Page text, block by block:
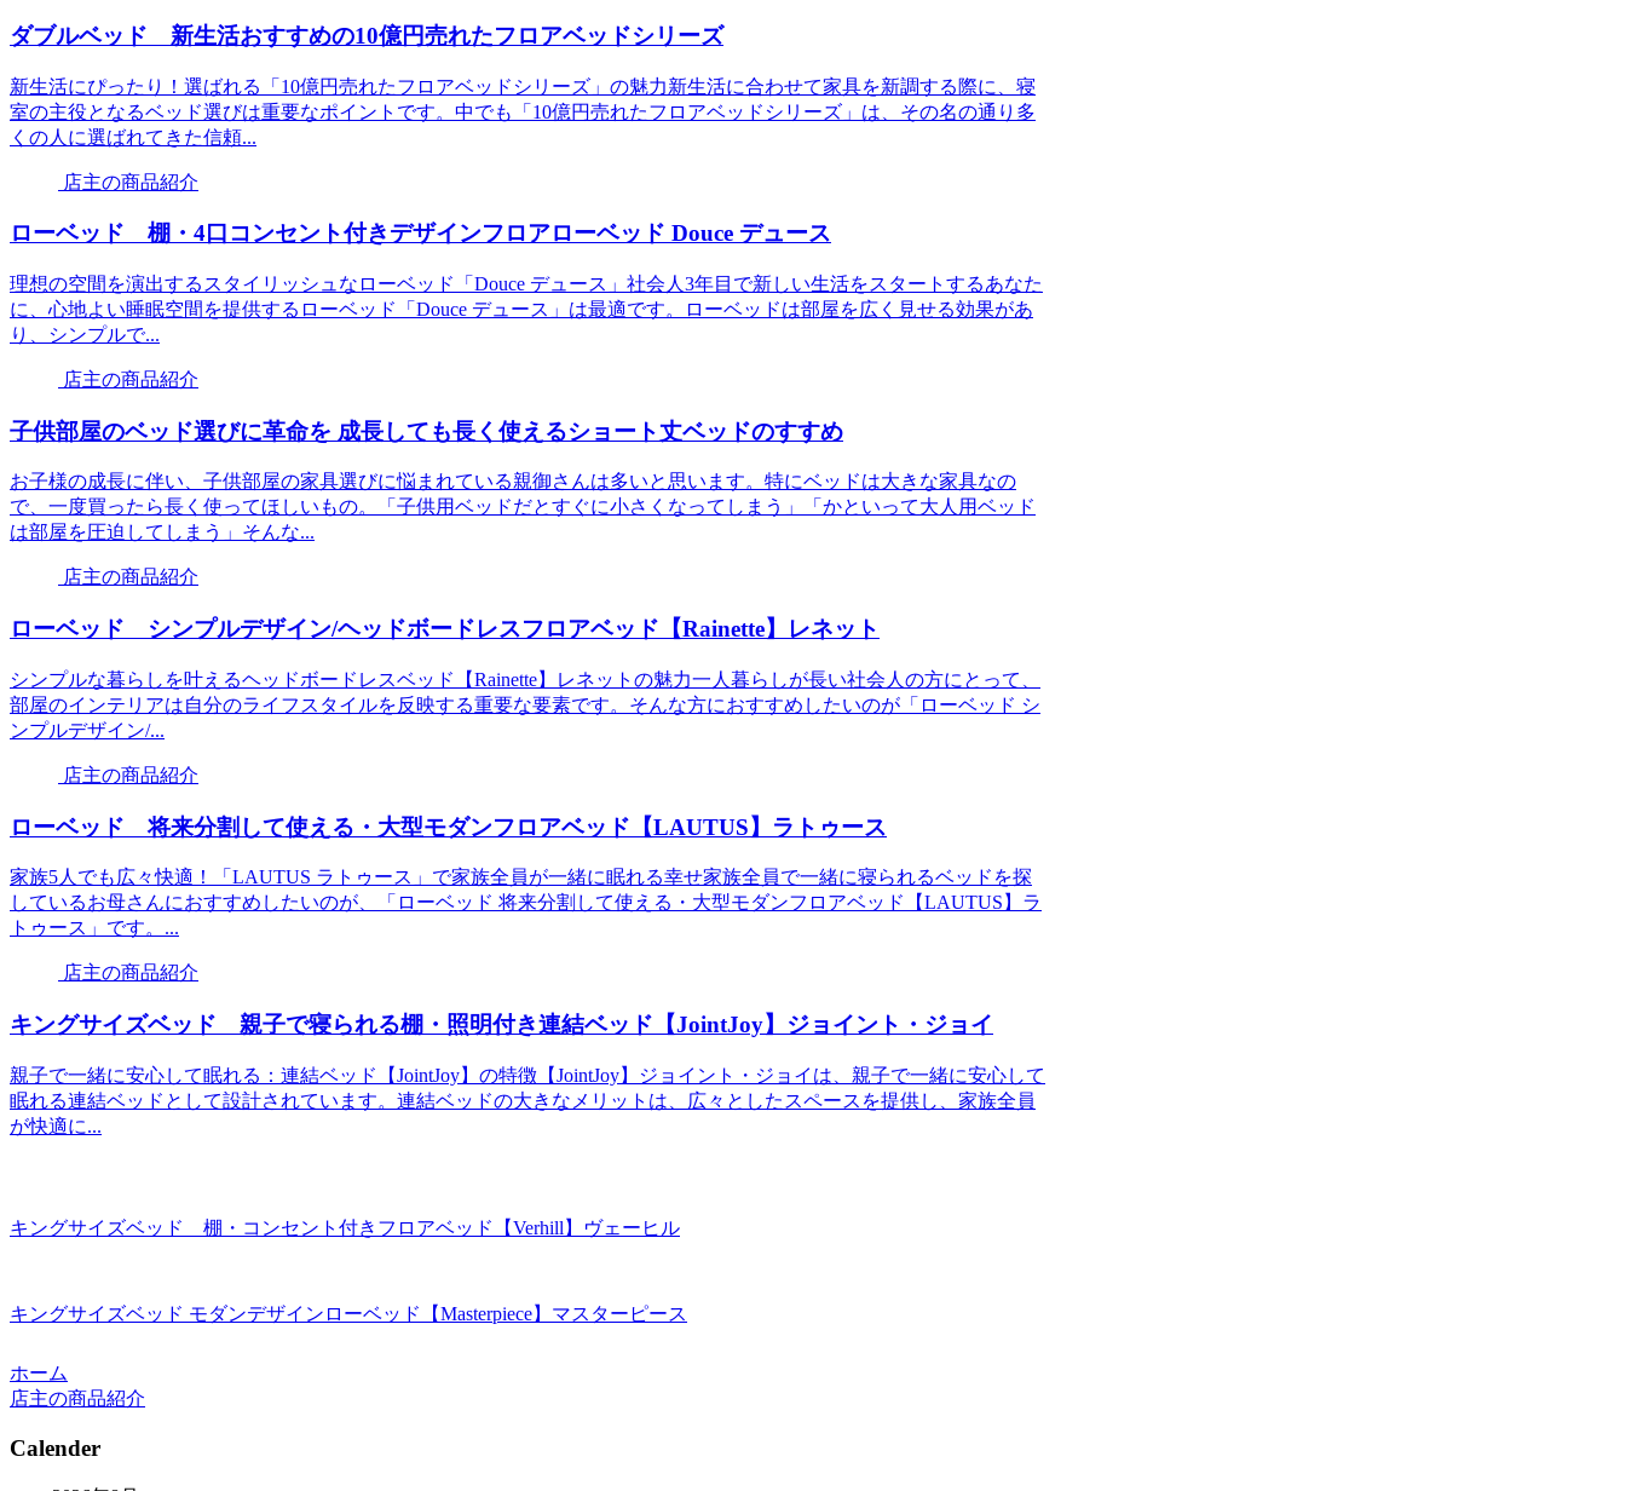
ダブルベッド 新生活おすすめの10億円売れたフロアベッドシリーズ
新生活にぴったり！選ばれる「10億円売れたフロアベッドシリーズ」の魅力新生活に合わせて家具を新調する際に、寝
室の主役となるベッド選びは重要なポイントです。中でも「10億円売れたフロアベッドシリーズ」は、その名の通り多
くの人に選ばれてきた信頼...
店主の商品紹介
ローベッド 棚・4口コンセント付きデザインフロアローベッド Douce デュース
理想の空間を演出するスタイリッシュなローベッド「Douce デュース」社会人3年目で新しい生活をスタートするあなた
に、心地よい睡眠空間を提供するローベッド「Douce デュース」は最適です。ローベッドは部屋を広く見せる効果があ
り、シンプルで...
店主の商品紹介
子供部屋のベッド選びに革命を 成長しても長く使えるショート丈ベッドのすすめ
お子様の成長に伴い、子供部屋の家具選びに悩まれている親御さんは多いと思います。特にベッドは大きな家具なの
で、一度買ったら長く使ってほしいもの。「子供用ベッドだとすぐに小さくなってしまう」「かといって大人用ベッド
は部屋を圧迫してしまう」そんな...
店主の商品紹介
ローベッド シンプルデザイン/ヘッドボードレスフロアベッド【Rainette】レネット
シンプルな暮らしを叶えるヘッドボードレスベッド【Rainette】レネットの魅力一人暮らしが長い社会人の方にとって、
部屋のインテリアは自分のライフスタイルを反映する重要な要素です。そんな方におすすめしたいのが「ローベッド シ
ンプルデザイン/...
店主の商品紹介
ローベッド 将来分割して使える・大型モダンフロアベッド【LAUTUS】ラトゥース
家族5人でも広々快適！「LAUTUS ラトゥース」で家族全員が一緒に眠れる幸せ家族全員で一緒に寝られるベッドを探
しているお母さんにおすすめしたいのが、「ローベッド 将来分割して使える・大型モダンフロアベッド【LAUTUS】ラ
トゥース」です。...
店主の商品紹介
キングサイズベッド 親子で寝られる棚・照明付き連結ベッド【JointJoy】ジョイント・ジョイ
親子で一緒に安心して眠れる：連結ベッド【JointJoy】の特徴【JointJoy】ジョイント・ジョイは、親子で一緒に安心して
眠れる連結ベッドとして設計されています。連結ベッドの大きなメリットは、広々としたスペースを提供し、家族全員
が快適に...
キングサイズベッド 棚・コンセント付きフロアベッド【Verhill】ヴェーヒル
キングサイズベッド モダンデザインローベッド【Masterpiece】マスターピース
ホーム
店主の商品紹介
Calender